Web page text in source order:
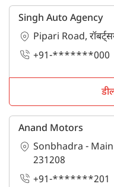
Singh Auto Agency
Pipari Road,
+91-*******000
Anand Motors
Sonbhadra - Main
231208
+91-*******201